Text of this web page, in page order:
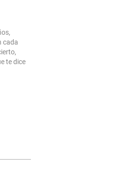
cada
te dice